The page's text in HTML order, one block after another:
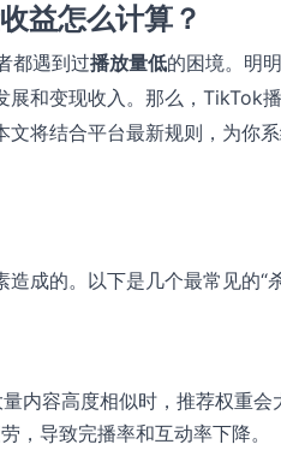
益怎么计算？
都遇到过播放量低的困境。明
展和变现收入。那么，TikTok
将结合平台最新规则，为你
成的。以下是几个最常见的“
内容高度相似时，推荐权重会
，导致完播率和互动率下降。